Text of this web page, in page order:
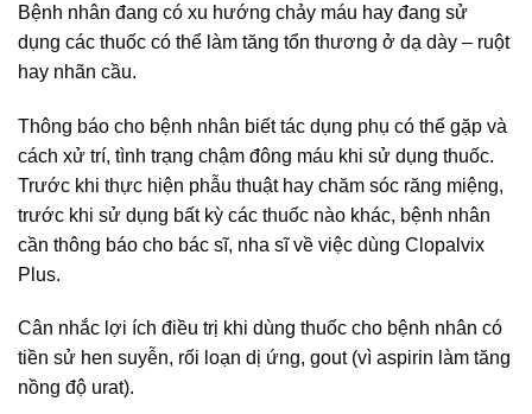
Bệnh nhân đang có xu hướng chảy máu hay đang sử
dụng các thuốc có thể làm tăng tổn thương ở dạ dày – ruột
hay nhãn cầu.
Thông báo cho bệnh nhân biết tác dụng phụ có thể gặp và
cách xử trí, tình trạng chậm đông máu khi sử dụng thuốc.
Trước khi thực hiện phẫu thuật hay chăm sóc răng miệng,
trước khi sử dụng bất kỳ các thuốc nào khác, bệnh nhân
cần thông báo cho bác sĩ, nha sĩ về việc dùng Clopalvix
Plus.
Cân nhắc lợi ích điều trị khi dùng thuốc cho bệnh nhân có
tiền sử hen suyễn, rối loạn dị ứng, gout (vì aspirin làm tăng
nồng độ urat).